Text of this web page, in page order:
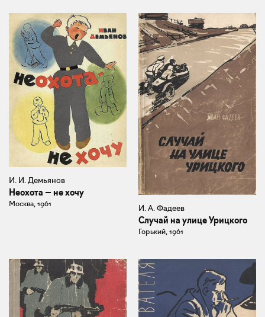
И. И. Демьянов
Неохота — не хочу
Москва, 1961
И. А. Фадеев
Случай на улице Урицкого
Горький, 1961